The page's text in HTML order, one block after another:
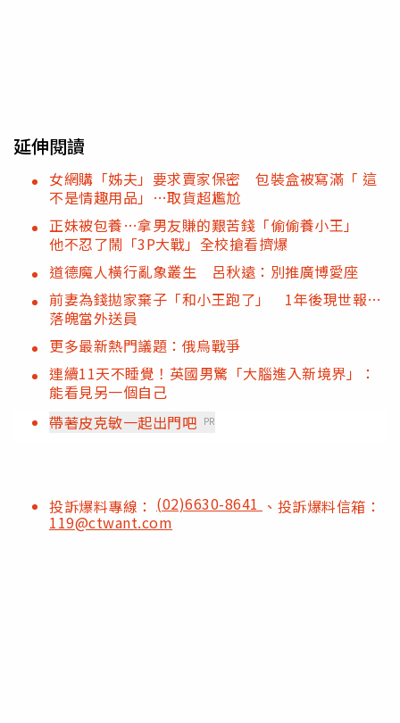
延伸閱讀
女網購「姊夫」要求賣家保密 包裝盒被寫滿「 這
不是情趣用品」…取貨超尷尬
正妹被包養…拿男友賺的艱苦錢「偷偷養小王」
他不忍了鬧「3P大戰」全校搶看擠爆
道德魔人橫行亂象叢生 呂秋遠：別推廣博愛座
前妻為錢拋家棄子「和小王跑了」 1年後現世報…
落魄當外送員
更多最新熱門議題：俄烏戰爭
連續11天不睡覺！英國男驚「大腦進入新境界」：
能看見另一個自己
帶著皮克敏一起出門吧 PR
投訴爆料專線： (02)6630-8641 、投訴爆料信箱：
119@ctwant.com